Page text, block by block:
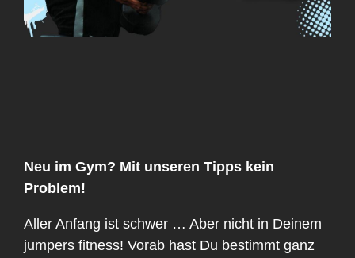
Neu im Gym? Mit unseren Tipps kein
Problem!
Aller Anfang ist schwer … Aber nicht in Deinem
jumpers fitness! Vorab hast Du bestimmt ganz